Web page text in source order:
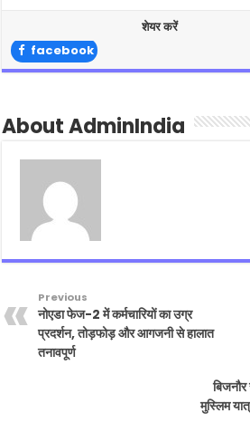
शेयर करें
facebook
About AdminIndia
Previous
नोएडा फेज-2 में कर्मचारियों का उग्र
प्रदर्शन, तोड़फोड़ और आगजनी से हालात
तनावपूर्ण
बिजनौर
मुस्लिम